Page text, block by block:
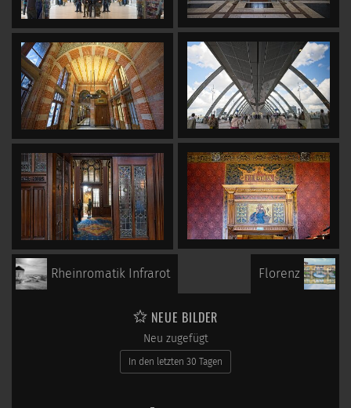
Rheinromatik Infrarot Florenz
NEUE BILDER
Neu zugefügt
In den letzten 30 Tagen